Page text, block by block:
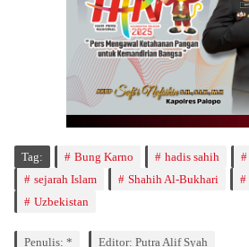
Tag: Bung Karno hadis sahih
sejarah Islam
Shahih Al-Bukhari
Uzbekistan
Penulis: * Editor: Putra Alif Syah